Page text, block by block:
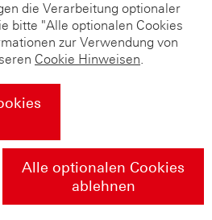
die Verarbeitung optionaler
bitte "Alle optionalen Cookies
zur Verwendung von
Cookie Hinweisen.
Alle optionalen Cookies
ablehnen